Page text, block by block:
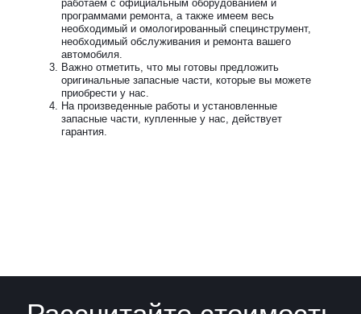
работаем с официальным оборудованием и
программами ремонта, а также имеем весь
необходимый и омологированный специнструмент,
необходимый обслуживания и ремонта вашего
автомобиля.
Важно отметить, что мы готовы предложить
оригинальные запасные части, которые вы можете
приобрести у нас.
На произведенные работы и установленные
запасные части, купленные у нас, действует
гарантия.